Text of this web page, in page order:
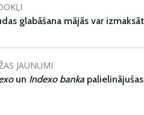
glabāšana mājās var
JAUNUMI
un Indexo banka